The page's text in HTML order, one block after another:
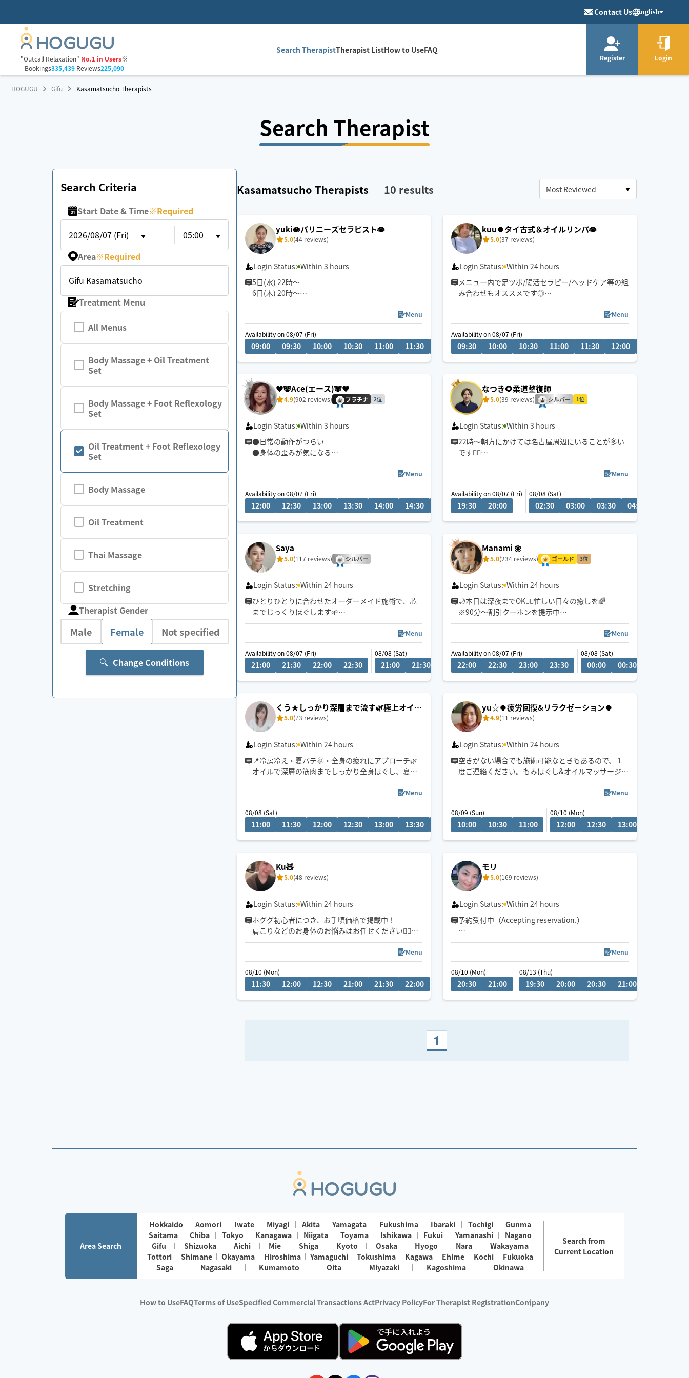
Contact Us English
"Outcall Relaxation" No.1 in Users※
Bookings335,439Reviews225,090
Search TherapistTherapist ListHow to UseFAQ
Register Login
HOGUGU Gifu Kasamatsucho Therapists
Search Therapist
Search Criteria
Start Date & Time※Required
2026/08/07 (Fri)
05:00
Area※Required
Gifu Kasamatsucho
Treatment Menu
All Menus
Body Massage + Oil Treatment
Set
Body Massage + Foot Reflexology
Set
Oil Treatment + Foot Reflexology
Set
Body Massage
Oil Treatment
Thai Massage
Stretching
Therapist Gender
Male Female Not specified
Change Conditions
Kasamatsucho Therapists 10 results
yuki🪷バリニーズセラピスト🪷
5.0(44 reviews)
Login Status: Within 3 hours
5日(水) 22時〜
6日(木) 20時〜
空きございます。
空いてないお日にち、お時間でもメッセージ頂けま
すと調整できる場合もあります✨
お気軽にメッセージください🎀
ココでしか受けれないトリートメントをお客様一人
一人に合わせた手技で癒します👐
もちろん男性、外国の方も大歓迎です✨
🚗県外のお客様は高速代別途頂いております。
Menu
Availability on 08/07 (Fri)
09:00 09:30 10:00 10:30 11:00 11:30 12:30
08/10 (Mon)
09:00 09:30 10:00 10:30
kuu🍀タイ古式＆オイルリンパ🪷
5.0(37 reviews)
Login Status: Within 24 hours
メニュー内で足ツボ/腸活セラピー/ヘッドケア等の組
み合わせもオススメです◎
ゆったりとしたリズムで心身ともリラックスしてい
頭痛/肩こり/腰痛/睡眠などの慢性的なお悩みもご相
談ください。
サロンワークもありますのでリクエスト承認が遅い
お子様や🐶🐈ご一緒OKです◎
Menu
Availability on 08/07 (Fri)
09:30 10:00 10:30 11:00 11:30 12:00
♥️🐼Ace(エース)🐼♥️
4.9(902 reviews) プラチナ 2位
Login Status: Within 3 hours
●日常の動作がつらい
●身体の歪みが気になる
●趣味や仕事のパフォーマンスを良くしたい
どんなお悩みにも真摯に向き合い身体の痛みや不
調、お客様の気になる所をその場しのぎではなく"根
本"から対応させて頂きます
足の浮腫み
末端冷え性
お客様の身体に合った施術でメニューをご提案させ
て頂きます👏
小さなお子さまやペットが居るお宅も歓迎です🐶😺
Menu
Availability on 08/07 (Fri)
12:00 12:30 13:00 13:30 14:00 14:30 15:30 16:00 16:30 17:00 17:30
なつき🌻柔道整復師
5.0(39 reviews) シルバー 1位
Login Status: Within 3 hours
22時〜朝方にかけては名古屋周辺にいることが多い
です💆‍♂️
💬シフト外の日時やメニューのご相談はチャットに
てお問い合わせください。
調整可能な際は出来る限り対応させていただきます
お身体のこと、お気軽にご相談ください✨
※他店舗での勤務もあり、施術中は返信や承諾が遅
くなりますのでご了承ください🙇
Menu
Availability on 08/07 (Fri)
19:30 20:00
08/08 (Sat)
02:30 03:00 03:30 04:00
Saya
5.0(117 reviews) シルバー
Login Status: Within 24 hours
ひとりひとりに合わせたオーダーメイド施術で、芯
までじっくりほぐします🌱
Menu
Availability on 08/07 (Fri)
21:00 21:30 22:00 22:30
08/08 (Sat)
21:00 21:30 22:00 22:30
08/09 (Sun)
21:00 21:30 22:00 22:30
Manami 🌼
5.0(234 reviews) ゴールド 3位
Login Status: Within 24 hours
🌙本日は深夜までOK🏃‍♂️忙しい日々の癒しを🌈
※90分〜割引クーポンを提示中
的確なポイントを捉える深部アプローチ
お身体が開放されて心までほぐれる心地よさを実感
ください✨
👍揉まれ慣れてる方もリラクゼーション初めてな方
日々、知識技術の勉強してます
◉火•木•日 19時〜24時
◉金土は19時〜深夜まで
Menu
Availability on 08/07 (Fri)
22:00 22:30 23:00 23:30
08/08 (Sat)
00:00 00:30
くう★しっかり深層まで流す🌿極上オイル
リンパ
5.0(73 reviews)
Login Status: Within 24 hours
📍冷房冷え・夏バテ🌞・全身の疲れにアプローチ🌿
オイルで深層の筋肉までしっかり全身ほぐし、夏の
重だるいお身体を芯からリセットいたします。極上
のヘッドケアも得意です！お好みの圧で丁寧に施術
いたします。
全身からヘッドまでしっかり流させていただきます
✨
👶お子様ご一緒🉑
🐶🐱わんちゃん猫ちゃん🉑
Menu
08/08 (Sat)
11:00 11:30 12:00 12:30 13:00 13:30 14:30 15:00 15:30 20:00 20:30
yu☆🍀疲労回復&リラクゼーション🍀
4.9(11 reviews)
Login Status: Within 24 hours
空きがない場合でも施術可能なときもあるので、１
度ご連絡ください。もみほぐし&オイルマッサージを
一緒にされるとコリも浮腫みもとれてスッキリする
のでオススメですよ～(^-^)/１人１人に寄り添う施術
を心掛けています。宜しくお願いいたします！県外
の方は高速代別途いただいております。新規のお客
様は県内最終受付22時、県外21時まで。リピート様
Menu
08/09 (Sun)
10:00 10:30 11:00
08/10 (Mon)
12:00 12:30 13:00
Ku🧸
5.0(48 reviews)
Login Status: Within 24 hours
ホググ初心者につき、お手頃価格で掲載中！
肩こりなどのお身体のお悩みはお任せください💁‍♀️
愛知県での施術の方は90分〜のご予約でお願いして
Menu
08/10 (Mon)
11:30 12:00 12:30 21:00 21:30 22:00
08/13 (Thu)
11:00 11:30 12:00
モリ
5.0(169 reviews)
Login Status: Within 24 hours
予約受付中（Accepting reservation.）
車移動が主となっていますので、ご予約時に駐車場
の情報をいただけると大変助かります。
Menu
08/10 (Mon)
20:30 21:00
08/13 (Thu)
19:30 20:00 20:30 21:00
1
Area Search
Hokkaido Aomori Iwate Miyagi Akita Yamagata Fukushima Ibaraki Tochigi
Gunma
Saitama
Chiba Tokyo Kanagawa Niigata Toyama Ishikawa Fukui Yamanashi
Nagano
Gifu
Shizuoka Aichi Mie Shiga Kyoto Osaka Hyogo Nara
Wakayama
Tottori
Shimane Okayama Hiroshima Yamaguchi Tokushima Kagawa Ehime Kochi
Fukuoka
Saga
Nagasaki Kumamoto Oita Miyazaki Kagoshima Okinawa
Search from
Current Location
How to UseFAQTerms of UseSpecified Commercial Transactions ActPrivacy PolicyFor Therapist RegistrationCompany